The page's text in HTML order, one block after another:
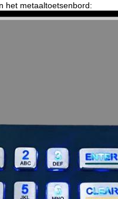
het metaaltoetsenbord: